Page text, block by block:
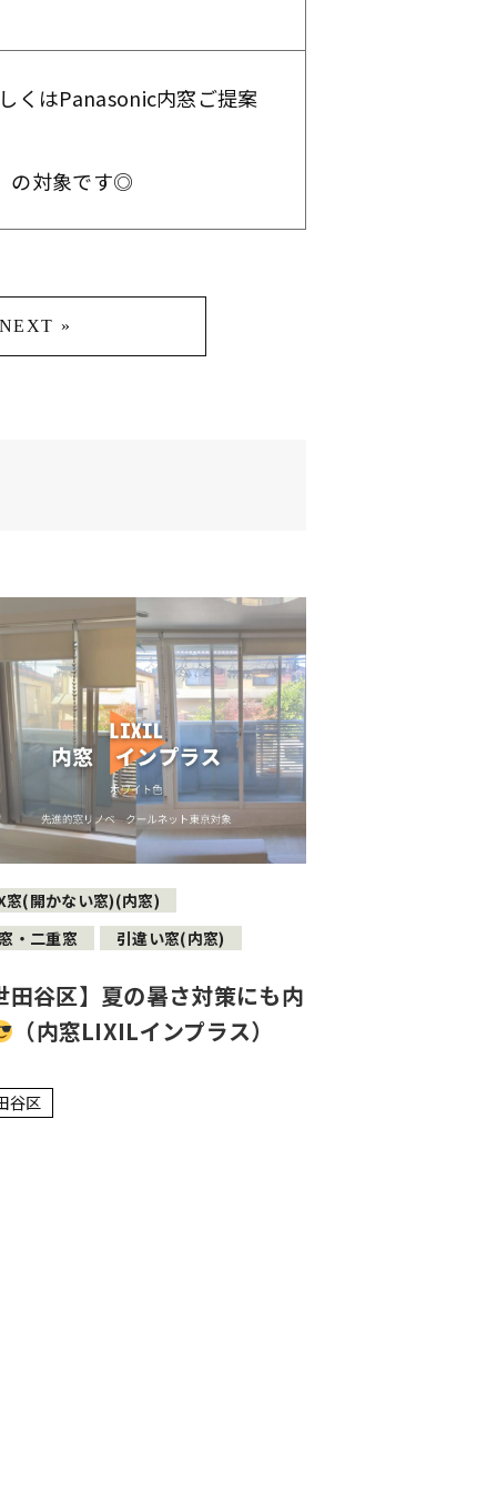
くはPanasonic内窓ご提案
の対象です◎
»
窓(開かない窓)(内窓)
・二重窓
引違い窓(内窓)
田谷区】夏の暑さ対策にも内
（内窓LIXILインプラス）
谷区